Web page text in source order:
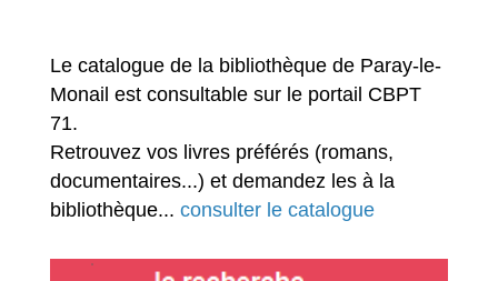
Le catalogue de la bibliothèque de Paray-le-
Monail est consultable sur le portail CBPT
71.
Retrouvez vos livres préférés (romans,
documentaires...) et demandez les à la
bibliothèque... consulter le catalogue